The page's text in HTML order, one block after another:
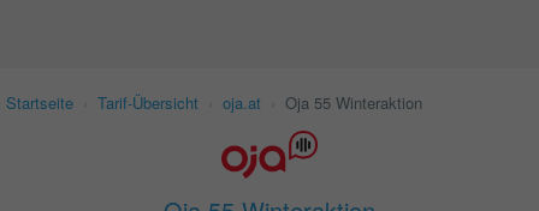
Startseite Tarif-Übersicht oja.at Oja 55 Winteraktion